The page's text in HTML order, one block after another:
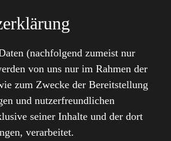
(nachfolgend zumeist nur
von uns nur im Rahmen der
zum Zwecke der Bereitstellung
und nutzerfreundlichen
seiner Inhalte und der dort
verarbeitet.